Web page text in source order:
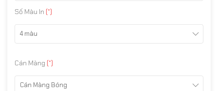
Số Màu In (*)
4 màu
Cán Màng (*)
Cán Màng Bóng